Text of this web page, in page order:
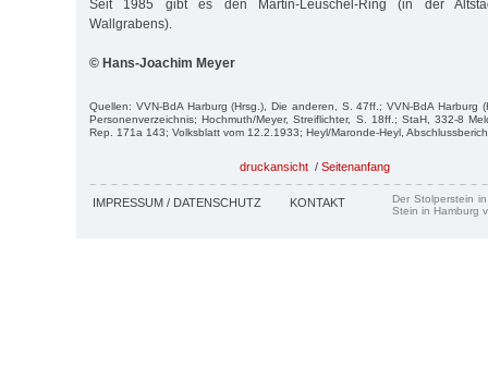
Seit 1985 gibt es den Martin-Leuschel-Ring (in der
Wallgrabens).
© Hans-Joachim Meyer
Quellen: VVN-BdA Harburg (Hrsg.), Die anderen, S. 47ff.; VVN-BdA Harburg
Per­sonenverzeichnis; Hochmuth/Meyer, Streiflichter, S. 18ff.; StaH, 332-8
Rep. 171a 143; Volksblatt vom 12.2.1933; Heyl/Maronde-Heyl,
druckansicht / Seitenanfang
IMPRESSUM / DATENSCHUTZ KONTAKT
Der Stolperstein
Stein in Hamburg